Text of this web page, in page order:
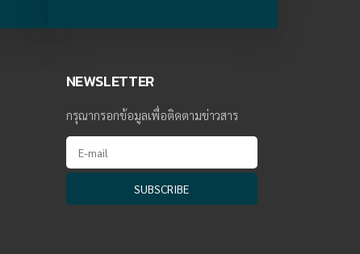
NEWSLETTER
กรุณากรอกข้อมูลเพื่อติดตามข่าวสาร